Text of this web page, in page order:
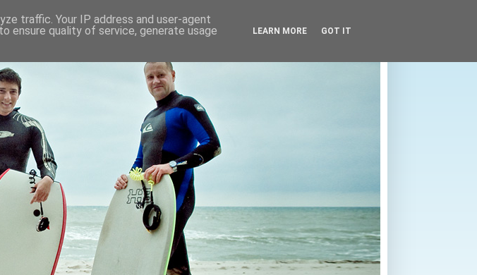
traffic. Your IP address and user-agent
ensure quality of service, generate usage
LEARN MORE GOT IT